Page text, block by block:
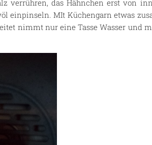
verrühren, das Hähnchen erst von
MIt Küchengarn etwas
nimmt nur eine Tasse Wasser und